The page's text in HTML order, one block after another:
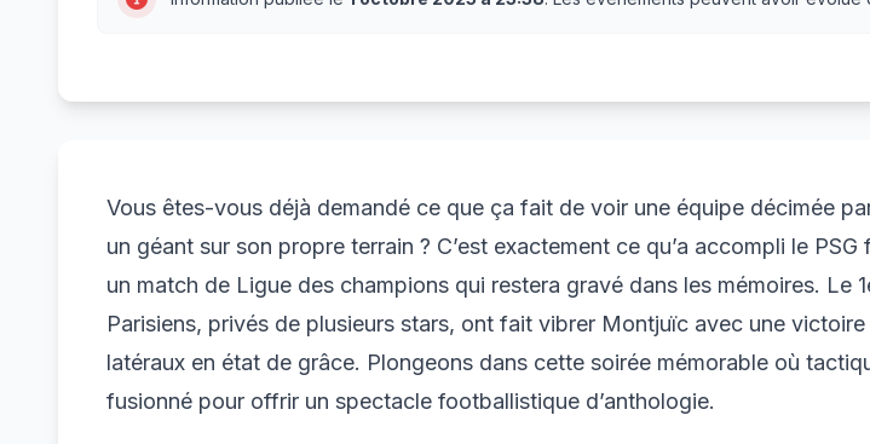
Vous êtes-vous déjà demandé ce que ça fait de voir une équipe décimée
un géant sur son propre terrain ? C’est exactement ce qu’a accompli le
un match de Ligue des champions qui restera gravé dans les mémoires. Le
Parisiens, privés de plusieurs stars, ont fait vibrer Montjuïc avec une
latéraux en état de grâce. Plongeons dans cette soirée mémorable où
fusionné pour offrir un spectacle footballistique d’anthologie.